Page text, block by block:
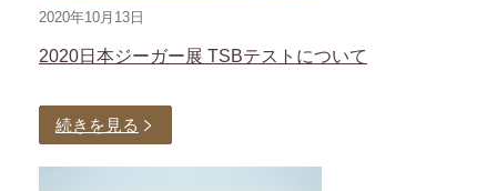
2020年10月13日
2020日本ジーガー展 TSBテストについて
続きを見る